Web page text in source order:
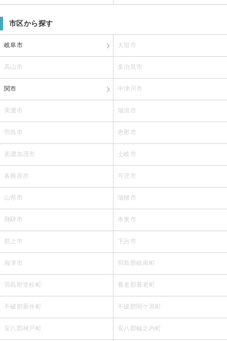
市区から探す
岐阜市 大垣市
高山市 多治見市
関市 中津川市
美濃市 瑞浪市
羽島市 恵那市
美濃加茂市 土岐市
各務原市 可児市
山県市 瑞穂市
飛騨市 本巣市
郡上市 下呂市
海津市 羽島郡岐南町
羽島郡笠松町 養老郡養老町
不破郡垂井町 不破郡関ケ原町
安八郡神戸町 安八郡輪之内町